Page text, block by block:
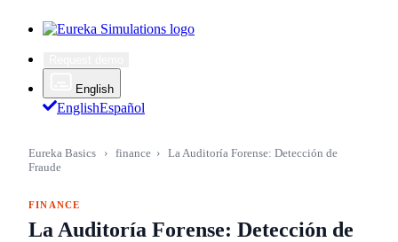
English
EnglishEspañol
Eureka Basics › finance › La Auditoría Forense: Detección de
Fraude
FINANCE
La Auditoría Forense: Detección de